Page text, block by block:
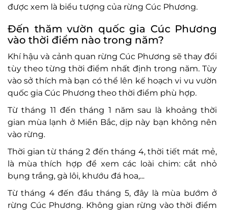
được xem là biểu tượng của rừng Cúc Phương.
Đến thăm vườn quốc gia Cúc Phương
vào thời điểm nào trong năm?
Khí hậu và cảnh quan rừng Cúc Phương sẽ thay đổi
tùy theo từng thời điểm nhất định trong năm. Tùy
vào sở thích mà bạn có thể lên kế hoạch vi vu vườn
quốc gia Cúc Phương theo thời điểm phù hợp.
Từ tháng 11 đến tháng 1 năm sau là khoảng thời
gian mùa lạnh ở Miền Bắc, dịp này bạn không nên
vào rừng.
Thời gian từ tháng 2 đến tháng 4, thời tiết mát mẻ,
là mùa thích hợp để xem các loài chim: cắt nhỏ
bụng trắng, gà lôi, khướu đá hoa,...
Từ tháng 4 đến đầu tháng 5, đây là mùa bướm ở
rừng Cúc Phương. Không gian rừng vào thời điểm